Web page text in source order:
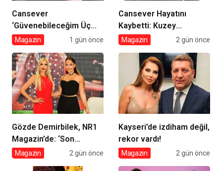
Cansever
‘Güvenebileceğim Üç
İnsandan Biri’ Demişti:
Cansever’e Duygusal
Veda
Magazin 1 gün önce
Cansever Hayatını
Kaybetti: Kuzey
Makedonya’da Toprağa
Magazin 2 gün önce
Gözde Demirbilek, NR1
Magazin’de: ‘Son
assolist olarak var
Magazin 2 gün önce
Kayseri’de izdiham değil,
rekor vardı!
Magazin 2 gün önce